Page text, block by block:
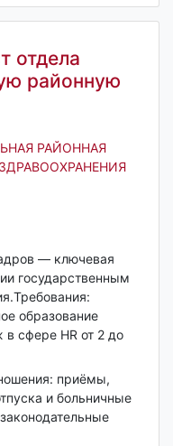
отдела
районную
РАЙОННАЯ
— ключевая
государственным
образование
в сфере HR от 2 до
приёмы,
и больничные